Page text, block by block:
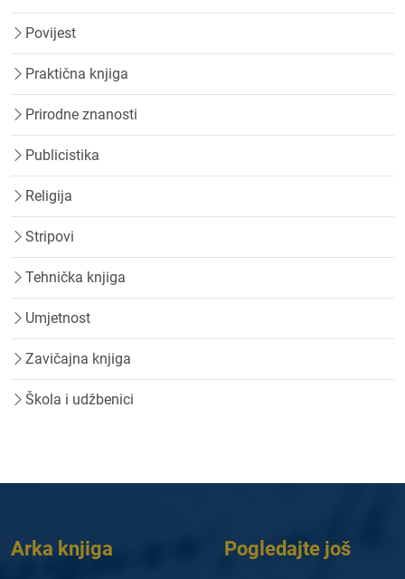
Povijest
Praktična knjiga
Prirodne znanosti
Publicistika
Religija
Stripovi
Tehnička knjiga
Umjetnost
Zavičajna knjiga
Škola i udžbenici
Arka knjiga Pogledajte još